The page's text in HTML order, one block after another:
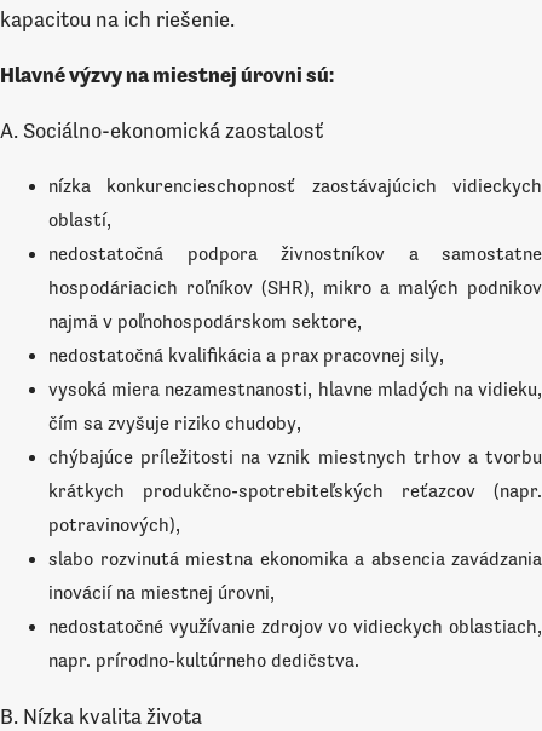
kapacitou na ich riešenie.
Hlavné výzvy na miestnej úrovni sú:
A. Sociálno-ekonomická zaostalosť
nízka konkurencieschopnosť zaostávajúcich vidieckych
oblastí,
nedostatočná podpora živnostníkov a samostatne
hospodáriacich roľníkov (SHR), mikro a malých podnikov
najmä v poľnohospodárskom sektore,
nedostatočná kvalifikácia a prax pracovnej sily,
vysoká miera nezamestnanosti, hlavne mladých na vidieku,
čím sa zvyšuje riziko chudoby,
chýbajúce príležitosti na vznik miestnych trhov a tvorbu
krátkych produkčno-spotrebiteľských reťazcov (napr.
potravinových),
slabo rozvinutá miestna ekonomika a absencia zavádzania
inovácií na miestnej úrovni,
nedostatočné využívanie zdrojov vo vidieckych oblastiach,
napr. prírodno-kultúrneho dedičstva.
B. Nízka kvalita života